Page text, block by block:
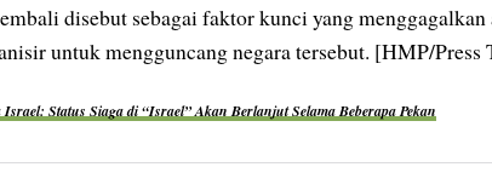
disebut sebagai faktor kunci yang menggagalkan
untuk mengguncang negara tersebut. [HMP/Press
Status Siaga di “Israel” Akan Berlanjut Selama Beberapa Pekan